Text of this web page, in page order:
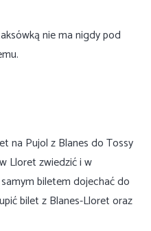
nie ma nigdy pod
na Pujol z Blanes do Tossy
Lloret zwiedzić i w
biletem dojechać do
bilet z Blanes-Lloret oraz